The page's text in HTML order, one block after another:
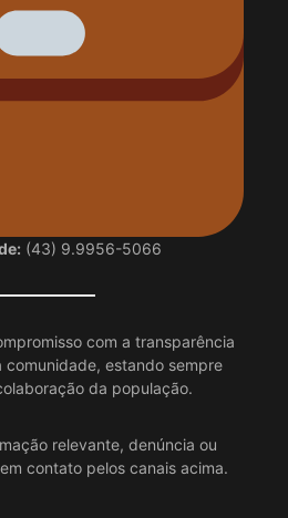
(43) 9.9956-5066
com a transparência
estando sempre
da população.
relevante, denúncia ou
contato pelos canais acima.